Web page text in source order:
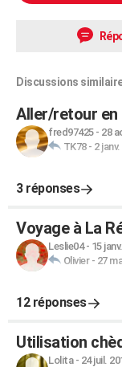
Discussions
Aller/retour en
fred97425- 28
TK78- 2
3 réponses
Voyage à La
Leslie04- 15
Olivier- 27
12 réponses
Utilisation
Lolita- 24 juil.